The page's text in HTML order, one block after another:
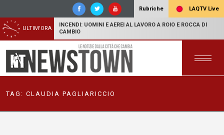
Rubriche LAQTV Live
ULTIM'ORA
INCENDI: UOMINI E AEREI AL LAVORO A ROIO E ROCCA DI
CAMBIO
TAG: CLAUDIA PAGLIARICCIO